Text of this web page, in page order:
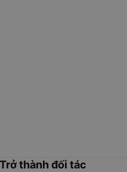
Trở thành đối tác